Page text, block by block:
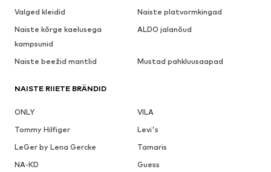
Valged kleidid
Naiste platvormkingad
Naiste kõrge kaelusega
kampsunid
ALDO jalanõud
Naiste beežid mantlid Mustad pahkluusaapad
NAISTE RIIETE BRÄNDID
ONLY
VILA
Tommy Hilfiger
Levi's
LeGer by Lena Gercke
Tamaris
NA-KD
Guess